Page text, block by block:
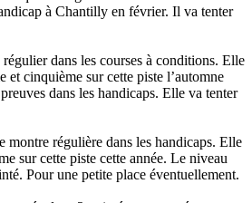
à Chantilly en février. Il va tenter
régulier dans les courses à conditions. Elle
et cinquième sur cette piste l’automne
dans les handicaps. Elle va tenter
montre régulière dans les handicaps. Elle
sur cette piste cette année. Le niveau
Pour une petite place éventuellement.